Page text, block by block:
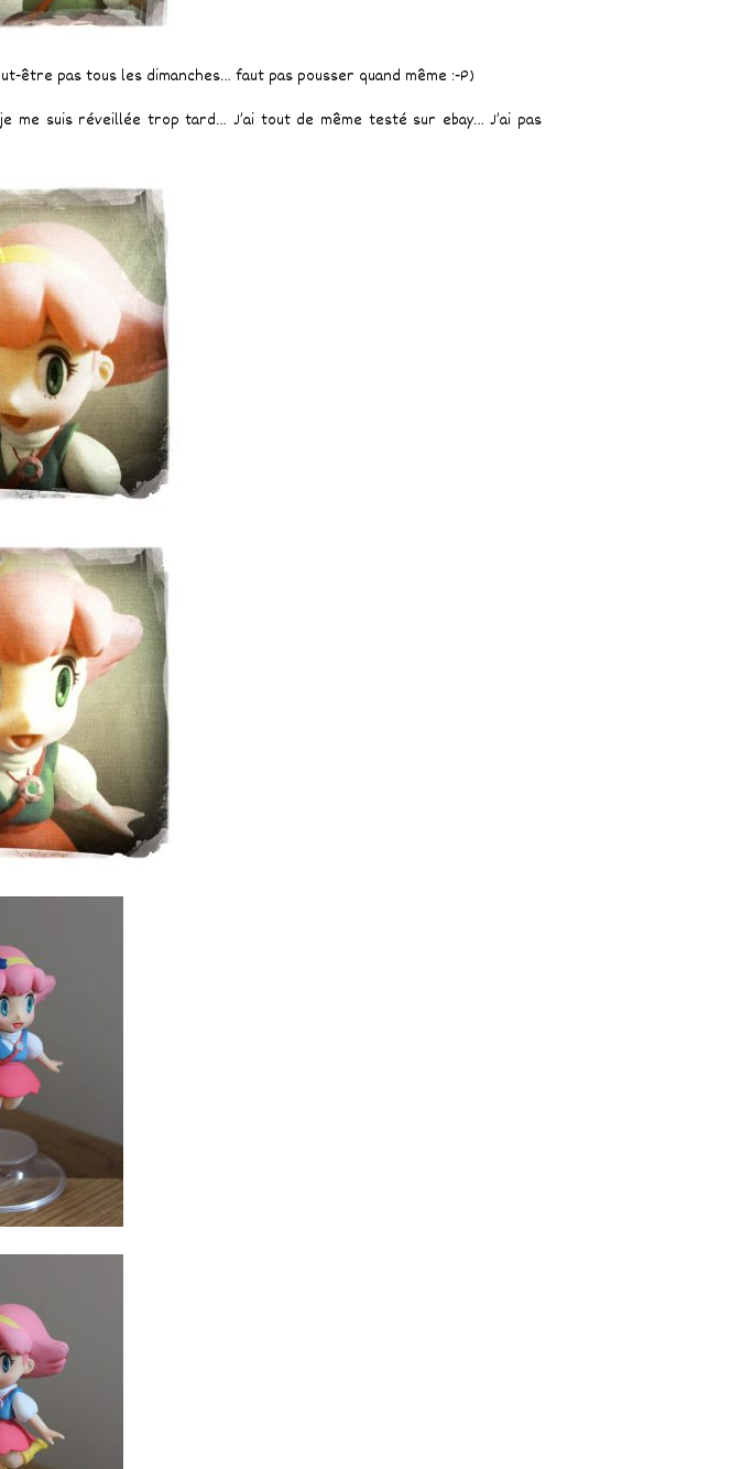
être pas tous les dimanches… faut pas pousser quand même :-P)
me suis réveillée trop tard… J’ai tout de même testé sur ebay… J’ai pas